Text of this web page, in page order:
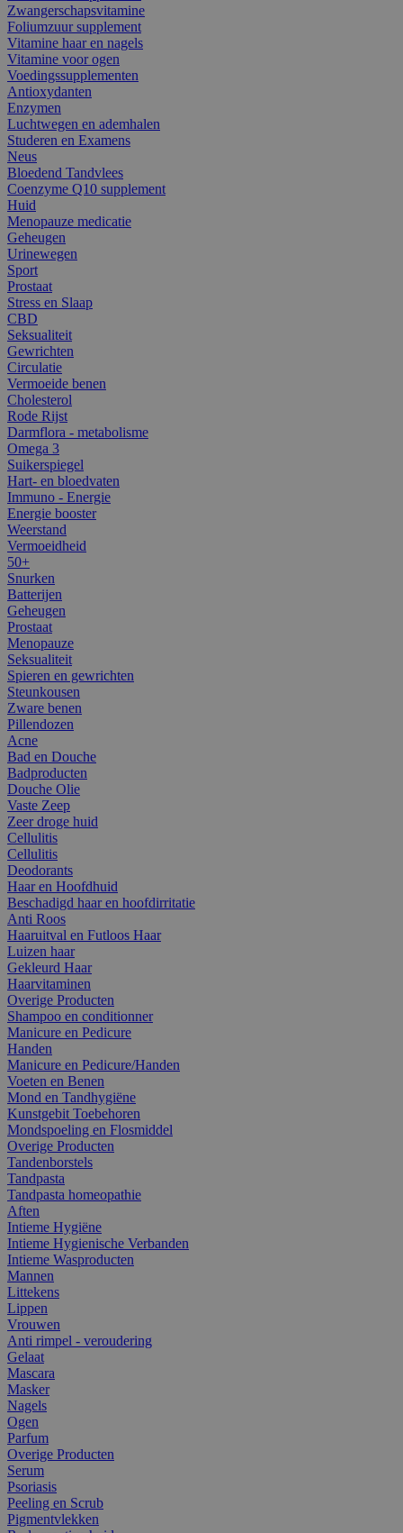
Zwangerschapsvitamine
Foliumzuur supplement
Vitamine haar en nagels
Vitamine voor ogen
Voedingssupplementen
Antioxydanten
Enzymen
Luchtwegen en ademhalen
Studeren en Examens
Neus
Bloedend Tandvlees
Coenzyme Q10 supplement
Huid
Menopauze medicatie
Geheugen
Urinewegen
Sport
Prostaat
Stress en Slaap
CBD
Seksualiteit
Gewrichten
Circulatie
Vermoeide benen
Cholesterol
Rode Rijst
Darmflora - metabolisme
Omega 3
Suikerspiegel
Hart- en bloedvaten
Immuno - Energie
Energie booster
Weerstand
Vermoeidheid
50+
Snurken
Batterijen
Geheugen
Prostaat
Menopauze
Seksualiteit
Spieren en gewrichten
Steunkousen
Zware benen
Pillendozen
Acne
Bad en Douche
Badproducten
Douche Olie
Vaste Zeep
Zeer droge huid
Cellulitis
Cellulitis
Deodorants
Haar en Hoofdhuid
Beschadigd haar en hoofdirritatie
Anti Roos
Haaruitval en Futloos Haar
Luizen haar
Gekleurd Haar
Haarvitaminen
Overige Producten
Shampoo en conditionner
Manicure en Pedicure
Handen
Manicure en Pedicure/Handen
Voeten en Benen
Mond en Tandhygiëne
Kunstgebit Toebehoren
Mondspoeling en Flosmiddel
Overige Producten
Tandenborstels
Tandpasta
Tandpasta homeopathie
Aften
Intieme Hygiëne
Intieme Hygienische Verbanden
Intieme Wasproducten
Mannen
Littekens
Lippen
Vrouwen
Anti rimpel - veroudering
Gelaat
Mascara
Masker
Nagels
Ogen
Parfum
Overige Producten
Serum
Psoriasis
Peeling en Scrub
Pigmentvlekken